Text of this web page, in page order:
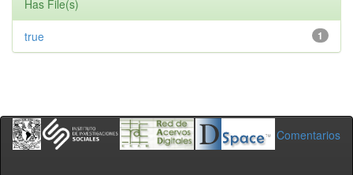
Has File(s)
1
true
Comentarios